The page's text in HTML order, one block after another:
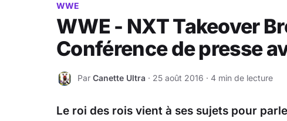
WWE
WWE - NXT Takeover
Conférence de presse
C Par Canette Ultra · 25 août 2016 · 4 min de lecture
Le roi des rois vient à ses sujets pour